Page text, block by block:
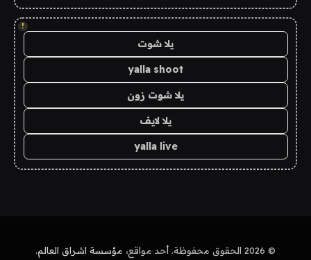
!
يلا شوت
yalla shoot
يلا شوت زون
يلا لايف
yalla live
© 2026 الحقوق محفوظة. أحد مواقع، مؤسسة اشراق العالم.